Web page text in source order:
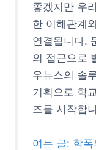
좋겠지만 우
한 이해관계
연결됩니다.
의 접근으로
우뉴스의 솔
기획으로 학
즈를 시작합
여는 글: 학폭